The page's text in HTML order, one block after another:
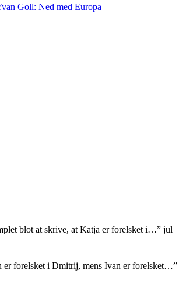
Goll: Ned med Europa
blot at skrive, at Katja er forelsket i…” jul
forelsket i Dmitrij, mens Ivan er forelsket…”